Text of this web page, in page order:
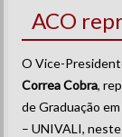
ACO
O Vice-
Correa Cobra,
de Graduação
– UNIVALI,